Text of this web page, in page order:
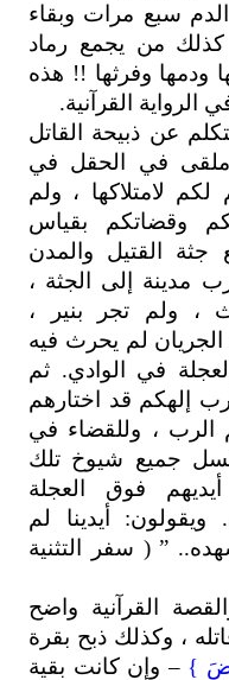
سبع مرات وبقاء
كذلك من يجمع رماد
ودمها وفرثها !! هذه
الرواية القرآنية.
عن ذبيحة القاتل
ملقى في الحقل في
لكم لامتلاكها ، ولم
وقضاتكم بقياس
جثة القتيل والمدن
مدينة إلى الجثة ،
، ولم تجر بنير ،
الجريان لم يحرث فيه
في الوادي. ثم
إلهكم قد اختارهم
الرب ، وللقضاء في
جميع شيوخ تلك
فوق العجلة
أيدينا لم
” ( سفر التثنية
القرآنية واضح
، وكذلك ذبح بقرة
} – وإن كانت بقية